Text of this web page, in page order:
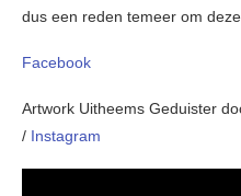
dus een reden temeer om
Facebook
Artwork Uitheems Geduister
/ Instagram